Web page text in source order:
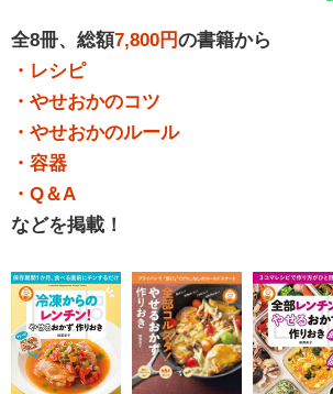
全8冊、総額7,800円の書籍から
・レシピ
・やせおかのコツ
・やせおかのルール
・容器
・Q＆A
などを掲載！